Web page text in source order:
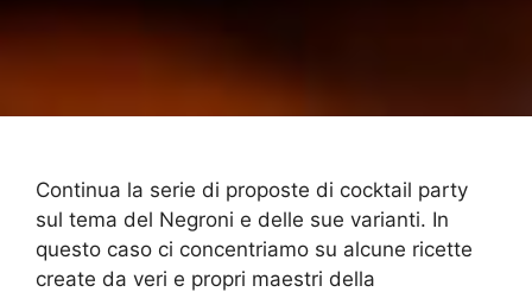
Continua la serie di proposte di cocktail party
sul tema del Negroni e delle sue varianti. In
questo caso ci concentriamo su alcune ricette
create da veri e propri maestri della